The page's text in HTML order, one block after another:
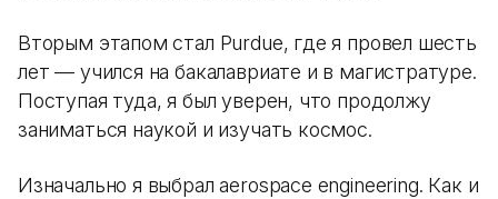
Вторым этапом стал Purdue, где я провел шесть
лет — учился на бакалавриате и в магистратуре.
Поступая туда, я был уверен, что продолжу
заниматься наукой и изучать космос.
Изначально я выбрал aerospace engineering. Как и